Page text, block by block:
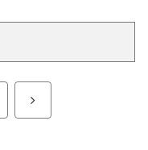
次